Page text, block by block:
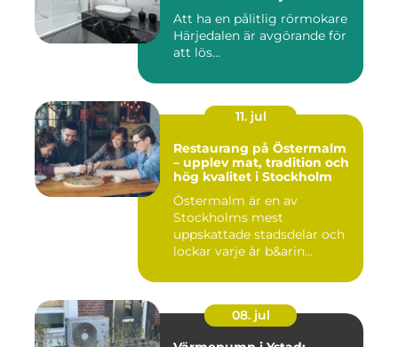
Att ha en pålitlig rörmokare
Härjedalen är avgörande för
att lös...
11. jul
Restaurang på Östermalm
– upplev mat, tradition och
hög kvalitet i Stockholm
Östermalm är en av
Stockholms mest
uppskattade stadsdelar och
lockar varje år b&arin...
08. jul